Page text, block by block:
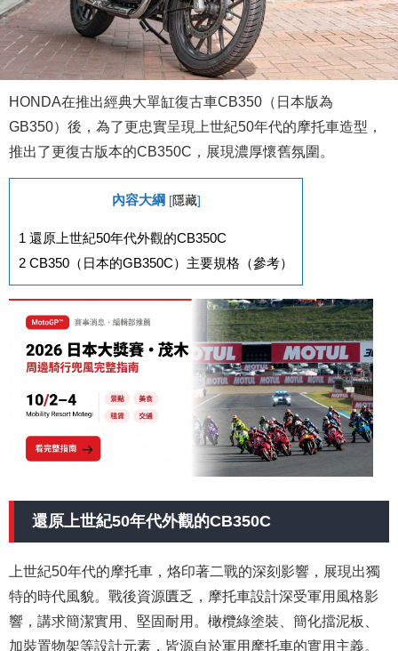
HONDA在推出經典大單缸復古車CB350（日本版為
GB350）後，為了更忠實呈現上世紀50年代的摩托車造型，
推出了更復古版本的CB350C，
展現濃厚懷舊氛圍。
內容大綱 [隱藏]
1 還原上世紀50年代外觀的CB350C
2 CB350（日本的GB350C）主要規格（參考）
還原 上世紀50年代外觀的CB350C
上世紀50年代的摩托車，烙印著二戰的深刻影響，展現出獨
特的時代風貌。戰後資源匱乏，摩托車設計深受軍用風格影
響，講求簡潔實用、堅固耐用。橄欖綠塗裝、簡化擋泥板、
加裝置物架等設計元素，皆源自於軍用摩托車的實用主義。